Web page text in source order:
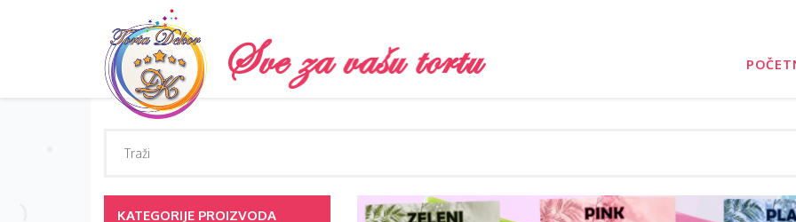
KATEGORIJE PROIZVODA